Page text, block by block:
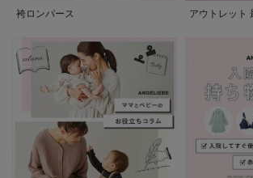
袴ロンパース アウトレット